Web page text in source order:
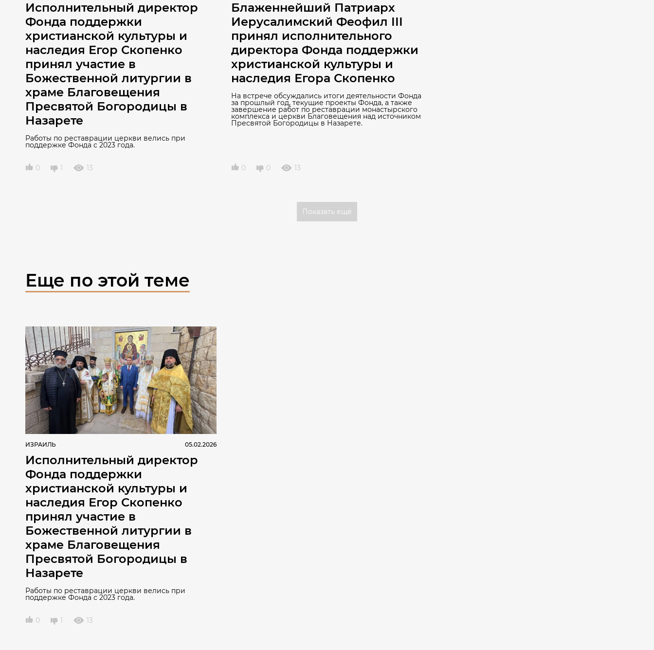
Исполнительный директор
Фонда поддержки
христианской культуры и
наследия Егор Скопенко
принял участие в
Божественной литургии в
храме Благовещения
Пресвятой Богородицы в
Назарете
Работы по реставрации церкви велись при
поддержке Фонда с 2023 года.
0 1 13
Блаженнейший Патриарх
Иерусалимский Феофил III
принял исполнительного
директора Фонда поддержки
христианской культуры и
наследия Егора Скопенко
На встрече обсуждались итоги деятельности Фонда
за прошлый год, текущие проекты Фонда, а также
завершение работ по реставрации монастырского
комплекса и церкви Благовещения над источником
Пресвятой Богородицы в Назарете.
0 0 13
Показать ещё
Еще по этой теме
ИЗРАИЛЬ 05.02.2026
Исполнительный директор
Фонда поддержки
христианской культуры и
наследия Егор Скопенко
принял участие в
Божественной литургии в
храме Благовещения
Пресвятой Богородицы в
Назарете
Работы по реставрации церкви велись при
поддержке Фонда с 2023 года.
0 1 13